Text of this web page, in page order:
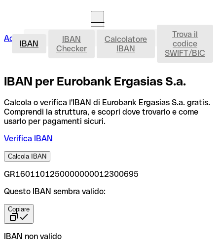
Accedi Avvia la procedura IBAN
IBAN
IBAN
Checker
Calcolatore
IBAN
Trova il
codice
SWIFT/BIC
IBAN per Eurobank Ergasias S.a.
Calcola o verifica l'IBAN di Eurobank Ergasias S.a. gratis.
Comprendi la struttura, e scopri dove trovarlo e come
usarlo per pagamenti sicuri.
Verifica IBAN
Calcola IBAN
GR1601101250000000012300695
Questo IBAN sembra valido:
Copiare
IBAN non valido